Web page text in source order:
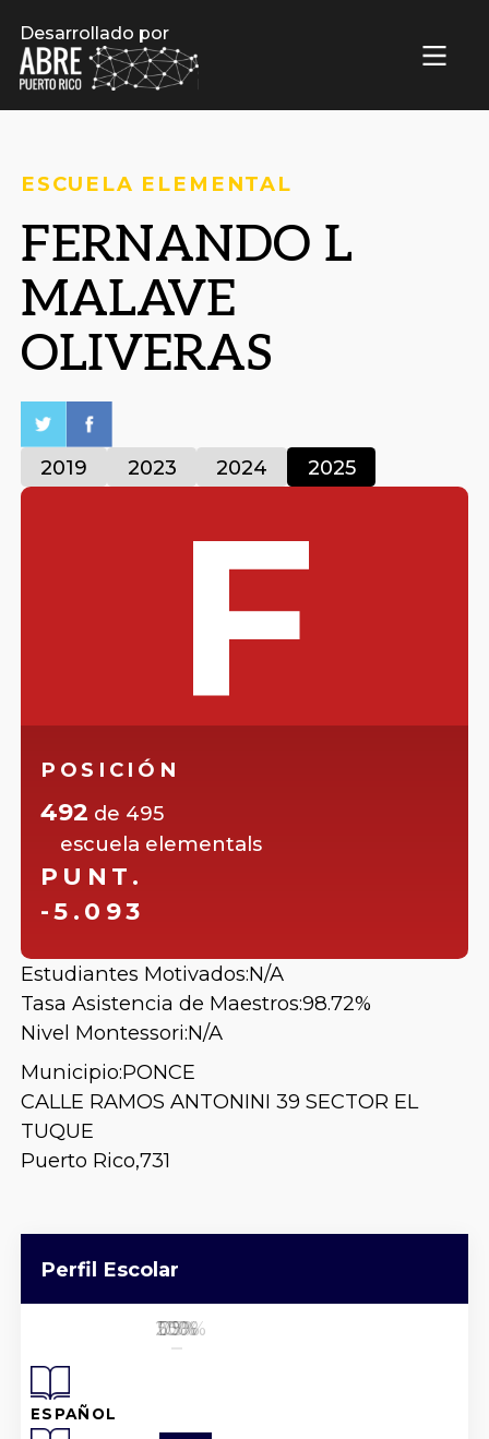
Desarrollado por
ESCUELA ELEMENTAL
FERNANDO L
MALAVE
OLIVERAS
2019 2023 2024 2025
F
POSICIÓN
492 de 495
escuela elementals
PUNT.
-5.093
Estudiantes Motivados:N/A
Tasa Asistencia de Maestros:98.72%
Nivel Montessori:N/A
Municipio:PONCE
CALLE RAMOS ANTONINI 39 SECTOR EL
TUQUE
Puerto Rico,731
Perfil Escolar
ESPAÑOL
0%
25%
50%
75%
100%